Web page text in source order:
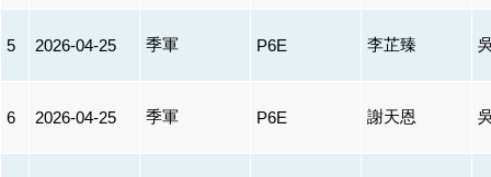
5 2026-04-25 季軍 P6E 李芷臻
6 2026-04-25 季軍 P6E 謝天恩